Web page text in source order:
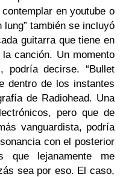
en youtube o
lung” también se incluyó
guitarra que tiene en
canción. Un momento
podría decirse. “Bullet
dentro de los instantes
de Radiohead. Una
pero que de
vanguardista, podría
con el posterior
que lejanamente me
sea por eso. El caso,